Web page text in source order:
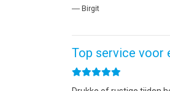
― Birgit
Top service voor